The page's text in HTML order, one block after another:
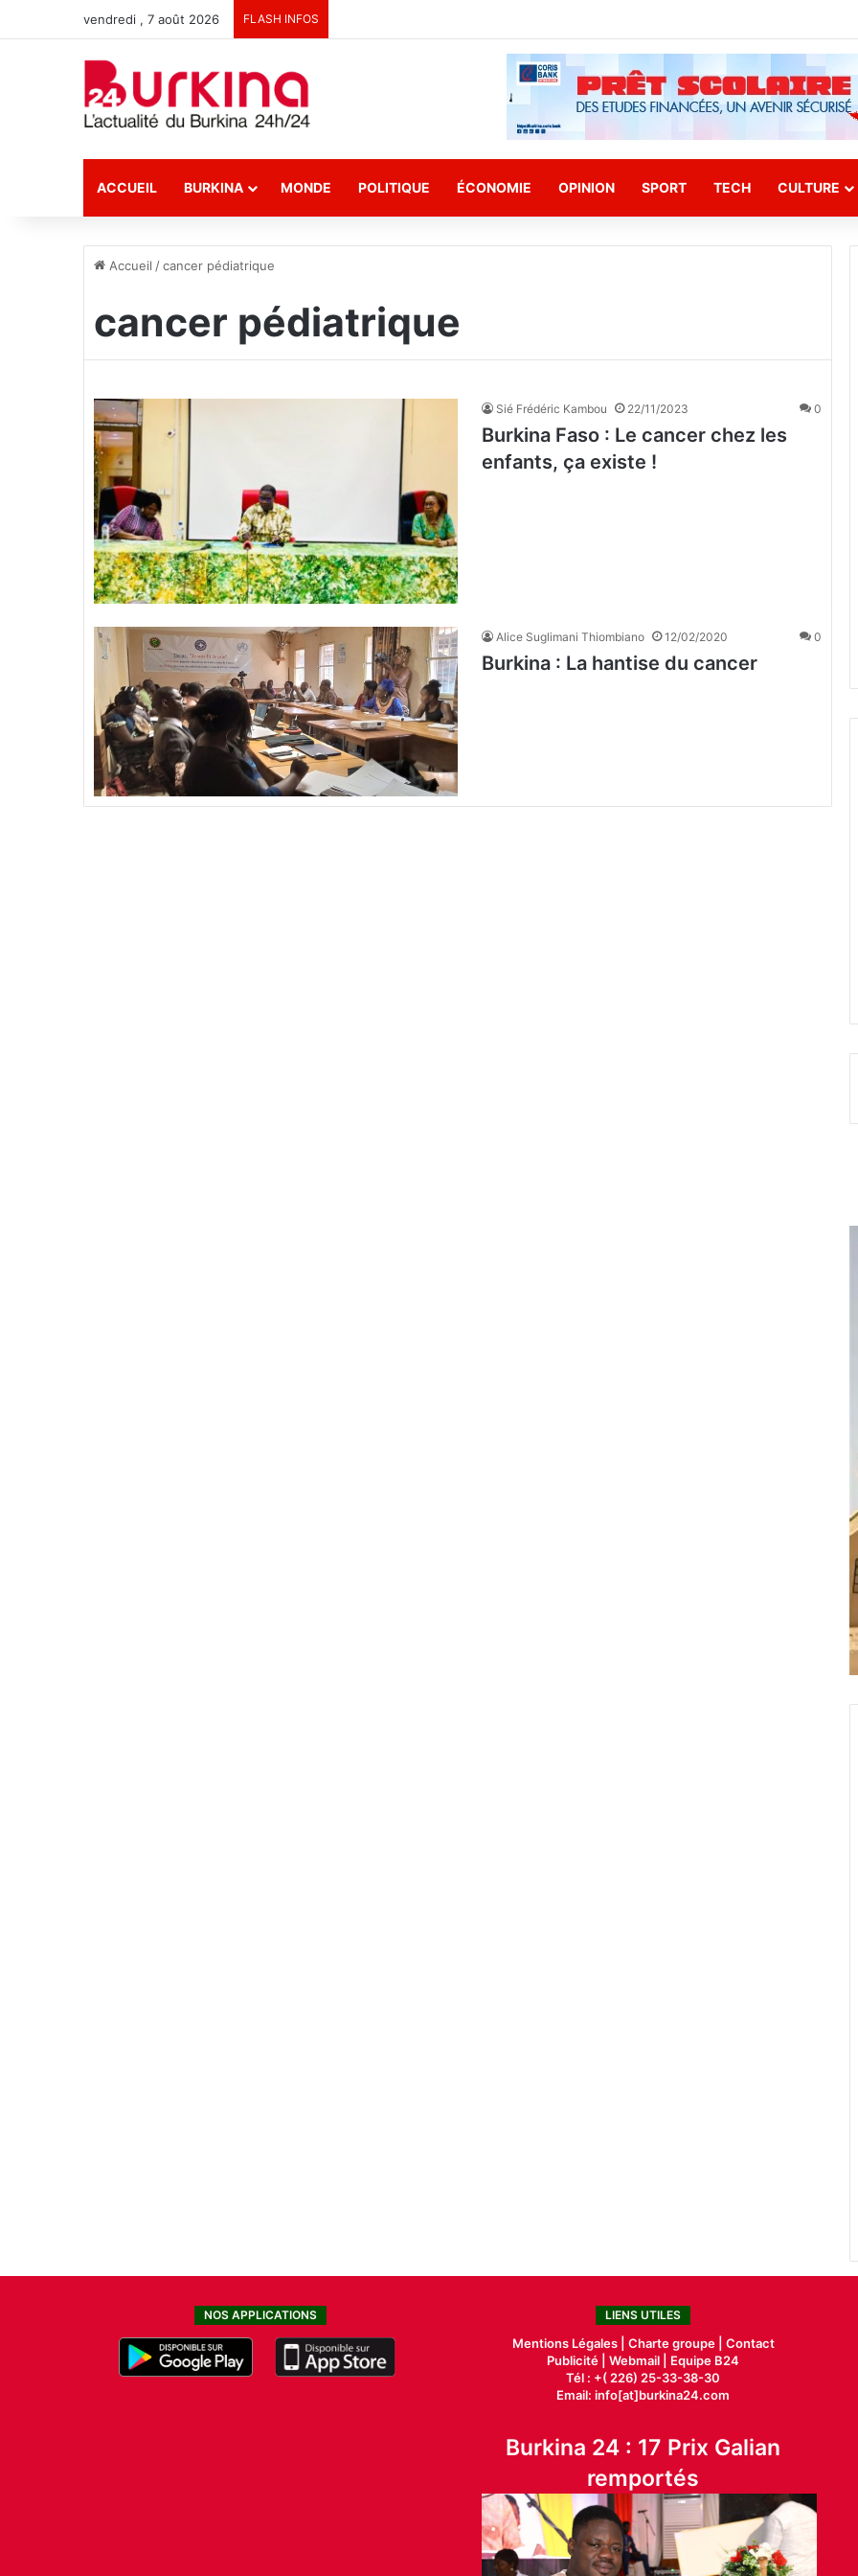
vendredi , 7 août 2026 FLASH INFOS
ACCUEIL BURKINA MONDE POLITIQUE ÉCONOMIE OPINION SPORT TECH CULTURE
Accueil /cancer pédiatrique
cancer pédiatrique
Sié Frédéric Kambou 22/11/2023 0
Burkina Faso : Le cancer chez les
enfants, ça existe !
Alice Suglimani Thiombiano 12/02/2020 0
Burkina : La hantise du cancer
NOS APPLICATIONS LIENS UTILES
Mentions Légales | Charte groupe | Contact
Publicité |Webmail |
Equipe B24
Tél : +( 226) 25-33-38-30
Email: info[at]burkina24.com
Burkina 24 : 17 Prix Galian
remportés